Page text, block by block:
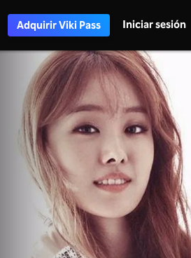
Adquirir Viki Pass Iniciar sesión